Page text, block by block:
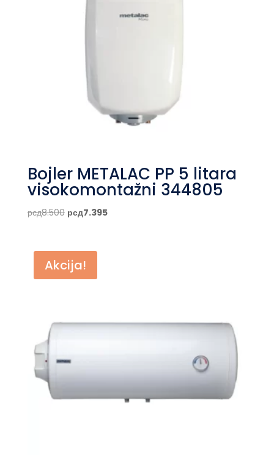
Bojler METALAC PP 5 litara
visokomontažni 344805
рсд8.500 Originalna
bila:
рсд8.500.
рсд7.395Trenutna
Akcija!